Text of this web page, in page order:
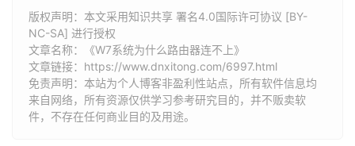
版权声明：本文采用知识共享 署名4.0国际许可协议 [BY-
NC-SA] 进行授权
文章名称：《W7系统为什么路由器连不上》
文章链接： https://www.dnxitong.com/6997.html
免责声明：本站为个人博客非盈利性站点，所有软件信息均
来自网络，所有资源仅供学习参考研究目的，并不贩卖软
件，不存在任何商业目的及用途。